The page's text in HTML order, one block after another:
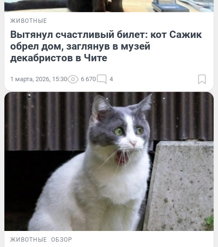
ЖИВОТНЫЕ
Вытянул счастливый билет: кот Сажик
обрел дом, заглянув в музей
декабристов в Чите
1 марта, 2026, 15:30 6 670 4
ЖИВОТНЫЕ ОБЗОР